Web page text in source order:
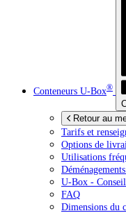
Conteneurs U-Box®
Retour au
Tarifs et
Options de
Utilisations
U-Box -
FAQ
Dimensions du